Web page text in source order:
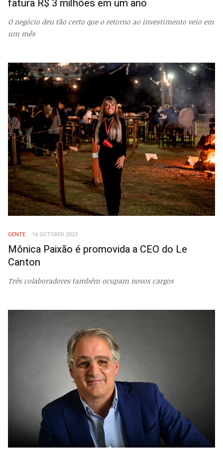
fatura R$ 3 milhões em um ano
O negócio deu tão certo que o retorno ao investimento veio em
um mês
GENTE 16 OCTOBER 2023
Mônica Paixão é promovida a CEO do Le
Canton
Três colaboradores também ocupam novos cargos